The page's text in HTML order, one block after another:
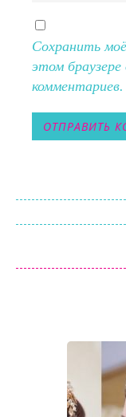
Сохранить
этом
комментариев.